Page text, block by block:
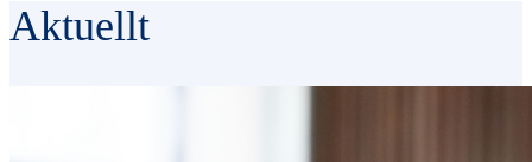
Aktuellt